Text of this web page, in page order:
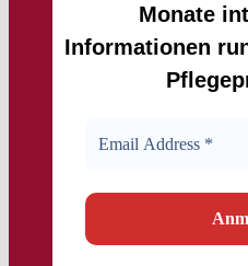
Monate
Informationen